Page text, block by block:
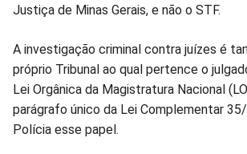
Justiça de Minas Gerais, e não o STF.
A investigação criminal contra juízes é
próprio Tribunal ao qual pertence o
Lei Orgânica da Magistratura Nacional
parágrafo único da Lei Complementar
Polícia esse papel.